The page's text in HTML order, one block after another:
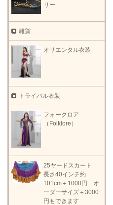
リー
雑貨
オリエンタル衣装
トライバル衣装
フォークロア
（Folklore）
25ヤードスカート
長さ40インチ約
101cm＋1000円 オ
ーダーサイズ＋3000
円もできます